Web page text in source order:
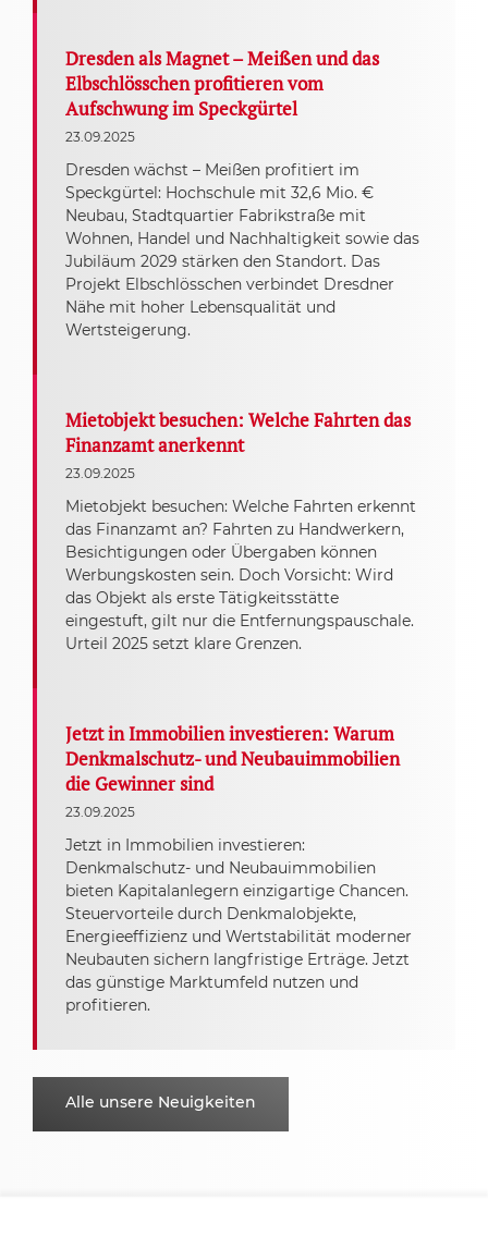
Dresden als Magnet – Meißen und das
Elbschlösschen profitieren vom
Aufschwung im Speckgürtel
23.09.2025
Dresden wächst – Meißen profitiert im
Speckgürtel: Hochschule mit 32,6 Mio. €
Neubau, Stadtquartier Fabrikstraße mit
Wohnen, Handel und Nachhaltigkeit sowie das
Jubiläum 2029 stärken den Standort. Das
Projekt Elbschlösschen verbindet Dresdner
Nähe mit hoher Lebensqualität und
Wertsteigerung.
Mietobjekt besuchen: Welche Fahrten das
Finanzamt anerkennt
23.09.2025
Mietobjekt besuchen: Welche Fahrten erkennt
das Finanzamt an? Fahrten zu Handwerkern,
Besichtigungen oder Übergaben können
Werbungskosten sein. Doch Vorsicht: Wird
das Objekt als erste Tätigkeitsstätte
eingestuft, gilt nur die Entfernungspauschale.
Urteil 2025 setzt klare Grenzen.
Jetzt in Immobilien investieren: Warum
Denkmalschutz- und Neubauimmobilien
die Gewinner sind
23.09.2025
Jetzt in Immobilien investieren:
Denkmalschutz- und Neubauimmobilien
bieten Kapitalanlegern einzigartige Chancen.
Steuervorteile durch Denkmalobjekte,
Energieeffizienz und Wertstabilität moderner
Neubauten sichern langfristige Erträge. Jetzt
das günstige Marktumfeld nutzen und
profitieren.
Alle unsere Neuigkeiten